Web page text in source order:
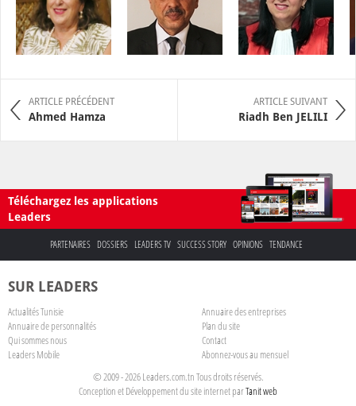
ARTICLE PRÉCÉDENT
Ahmed Hamza
ARTICLE SUIVANT
Riadh Ben JELILI
Téléchargez les applications
Leaders
PARTENAIRES DOSSIERS LEADERS TV SUCCESS STORY OPINIONS TENDANCE
SUR LEADERS
Actualités Tunisie
Annuaire des entreprises
Annuaire de personnalités
Plan du site
Qui sommes nous
Contact
Leaders Mobile
Abonnez-vous au mensuel
© 2009 - 2026 Leaders.com.tn Tous droits réservés.
Conception et Développement du site internet parTanit web